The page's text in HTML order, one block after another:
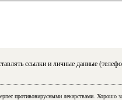
ссылки и личные данные
противовирусными лекарствами.